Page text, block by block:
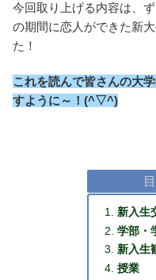
今回取り上げる内容は、ず
の期間に恋人ができた新
た！
これを読んで皆さんの大
すように～！(^▽^)
新入生
学部・
新入生
授業